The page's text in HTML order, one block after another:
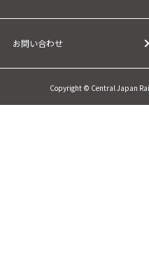
お問い合わせ
Copyright © Central Japan